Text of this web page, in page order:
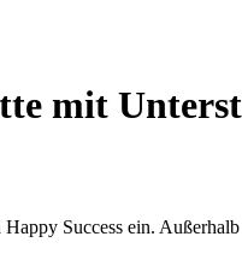
mit
Success ein.